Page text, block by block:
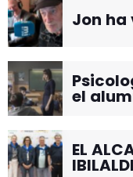
Jon
el
EL